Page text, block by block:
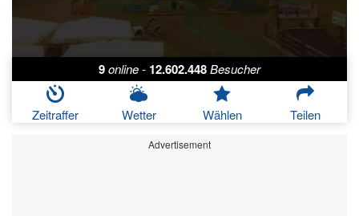
9online- 12.602.448Besucher
Zeitraffer Wetter Wählen Teilen
Advertisement